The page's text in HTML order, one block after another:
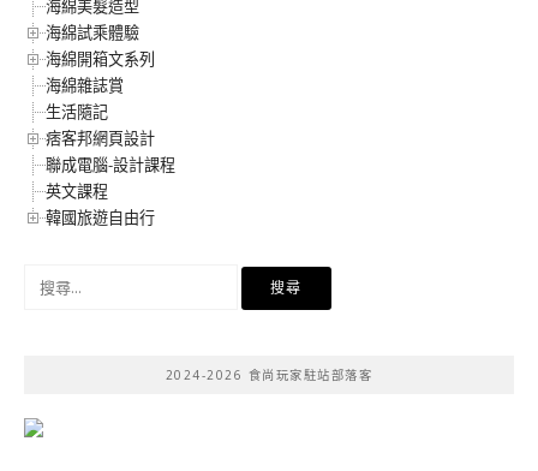
海綿美髮造型
海綿試乘體驗
海綿開箱文系列
海綿雜誌賞
生活隨記
痞客邦網頁設計
聯成電腦-設計課程
英文課程
韓國旅遊自由行
2024-2026 食尚玩家駐站部落客